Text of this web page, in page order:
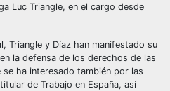
Luc Triangle, en el cargo desde
Triangle y Díaz han manifestado su
la defensa de los derechos de las
ha interesado también por las
de Trabajo en España, así